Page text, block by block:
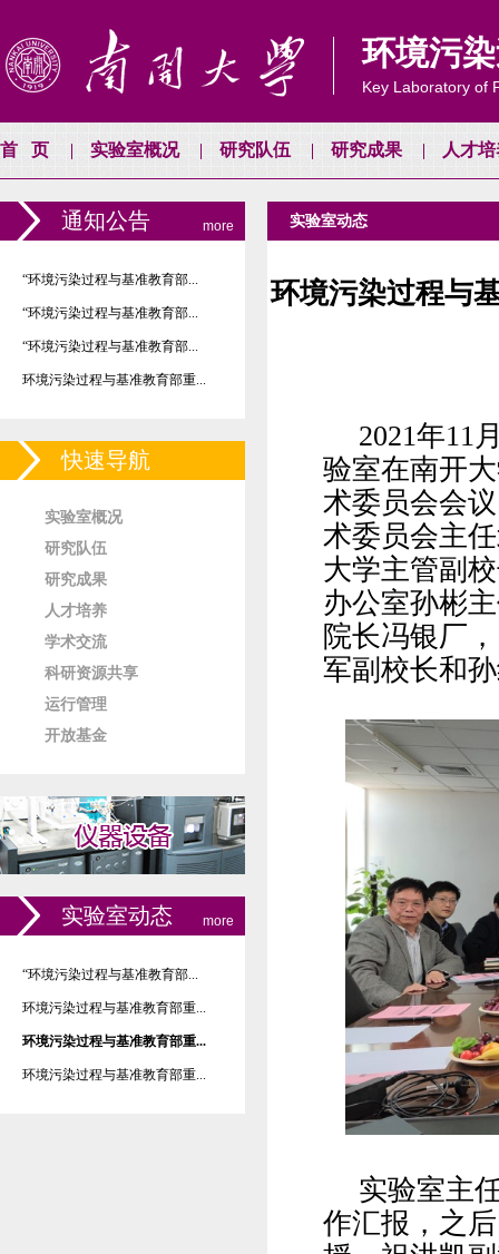
环境污
Key Laboratory of
首页 实验室概况 研究队伍 研究成果 人才
通知公告 more
“环境污染过程与基准教育部...
“环境污染过程与基准教育部...
“环境污染过程与基准教育部...
环境污染过程与基准教育部重...
快速导航
实验室概况
研究队伍
研究成果
人才培养
学术交流
科研资源共享
运行管理
开放基金
实验室动态 more
“环境污染过程与基准教育部...
环境污染过程与基准教育部重...
环境污染过程与基准教育部重...
环境污染过程与基准教育部重...
实验室动态
环境污染过程与
2021年11
验室在南开
术委员会会
术委员会主
大学主管副
办公室孙彬
院长冯银厂
军副校长和
实验室主
作汇报，之